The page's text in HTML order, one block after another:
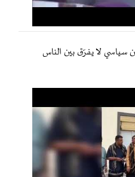
سياسي لا يفرّق بين الناس